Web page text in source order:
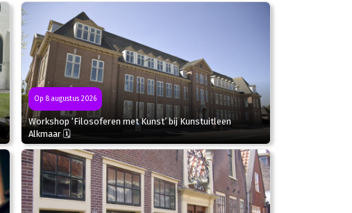
Op 8 augustus 2026
Workshop ‘Filosoferen met Kunst’ bij Kunstuitleen
Alkmaar 🗓